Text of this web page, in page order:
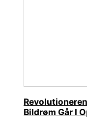
Bildrøm Går I